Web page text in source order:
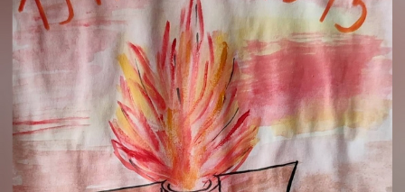
от 7 до 10 лет
Возрастная группа:
от 7 до 10 лет
от 11 до 14 лет
от 15 до 18 лет